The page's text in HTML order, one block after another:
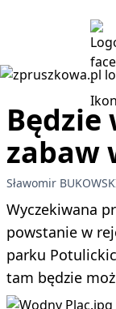
Będzie
zabaw
Sławomir
Wyczekiwana
powstanie w
parku
tam będzie